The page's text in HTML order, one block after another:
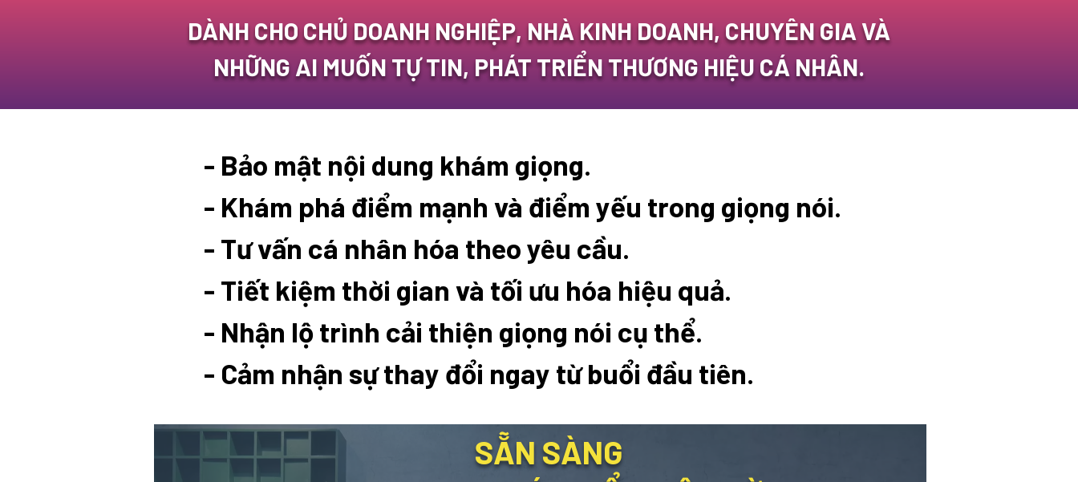
DÀNH CHO CHỦ DOANH NGHIỆP, NHÀ KINH DOANH, CHUYÊN GIA VÀ
NHỮNG AI MUỐN TỰ TIN, PHÁT TRIỂN THƯƠNG HIỆU CÁ NHÂN.
- Bảo mật nội dung khám giọng.
- Khám phá điểm mạnh và điểm yếu trong giọng nói.
- Tư vấn cá nhân hóa theo yêu cầu.
- Tiết kiệm thời gian và tối ưu hóa hiệu quả.
- Nhận lộ trình cải thiện giọng nói cụ thể.
- Cảm nhận sự thay đổi ngay từ buổi đầu tiên.
SẴN SÀNG